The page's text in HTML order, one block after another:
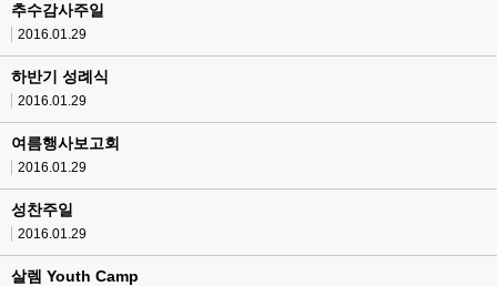
추수감사주일
2016.01.29
하반기 성례식
2016.01.29
여름행사보고회
2016.01.29
성찬주일
2016.01.29
살렘 Youth Camp